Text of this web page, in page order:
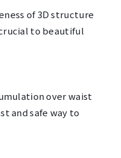
of 3D structure
to beautiful
over waist
and safe way to